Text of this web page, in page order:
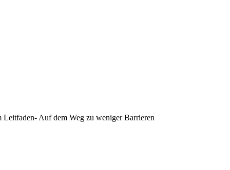
Leitfaden- Auf dem Weg zu weniger Barrieren